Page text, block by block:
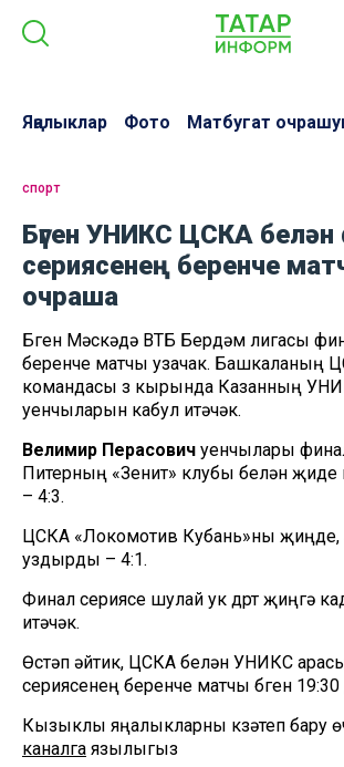
Яңалыклар Фото Матбугат
спорт
Бүген УНИКС ЦСКА белән
сериясенең беренче
очраша
Бүген Мәскәүдә ВТБ Бердәм лигасы
беренче матчы узачак. Башкаланың
командасы үз кырында Казанның
уенчыларын кабул итәчәк.
Велимир Перасович уенчылары
Питерның «Зенит» клубы белән
– 4:3.
ЦСКА «Локомотив Кубань»ны җиңде,
уздырды – 4:1.
Финал сериясе шулай ук дүрт җиңүгә
итәчәк.
Өстәп әйтик, ЦСКА белән УНИКС
сериясенең беренче матчы бүген
Кызыклы яңалыкларны күзәтеп бару
каналга язылыгыз